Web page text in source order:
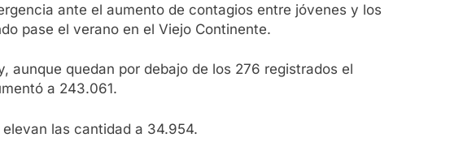
ante el aumento de contagios entre jóvenes y los
pase el verano en el Viejo Continente.
aunque quedan por debajo de los 276 registrados el
a 243.061.
las cantidad a 34.954.